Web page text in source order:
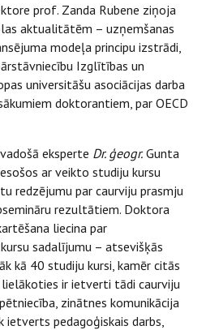
prof. Zanda Rubene ziņoja
aktualitātēm – uzņemšanas
modeļa principu izstrādi,
Izglītības un
universitāšu asociācijas darba
doktorantiem, par OECD
eksperte Dr. ģeogr. Gunta
ar veikto studiju kursu
redzējumu par caurviju prasmju
rezultātiem. Doktora
liecina par
sadalījumu – atsevišķās
kā 40 studiju kursi, kamēr citās
ir ietverti tādi caurviju
zinātnes komunikācija
pedagoģiskais darbs,